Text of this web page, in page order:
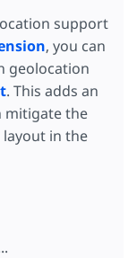
support
, you can
geolocation
. This adds an
mitigate the
layout in the